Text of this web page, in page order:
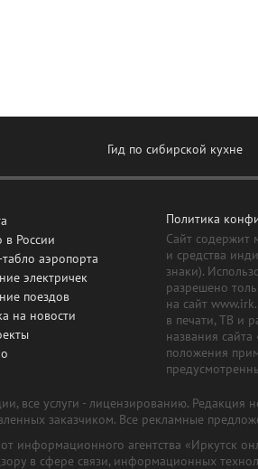
Гид по сибирской кухне
в России
аэропорта
электричек
поездов
на новости
Политика
Сайт содержит
и средства
знаки).
разрешено
на сайт
в печати, ТВ и
названия
положения
все услуги - лицензированию.
заказчиком. Все рекламные
информационного агентства
в сфере связи, информационных